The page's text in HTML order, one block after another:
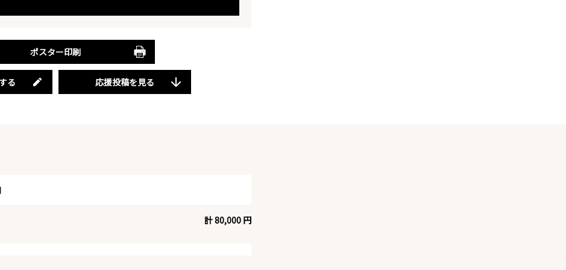
ポスター印刷
る 応援投稿を見る
計 80,000 円